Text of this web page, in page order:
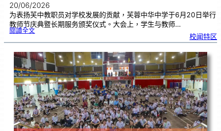
20/06/2026
为表扬芙中教职员对学校发展的贡献，芙蓉中华中学于6月20日举行
教师节庆典暨长期服务颁奖仪式。大会上，学生与教师…
閱讀全文:以
引
育
梦
为
林
芙
中
教
师
节
庆
典
暨
长
期
服
务
颁
奖
仪
式
校闻特区